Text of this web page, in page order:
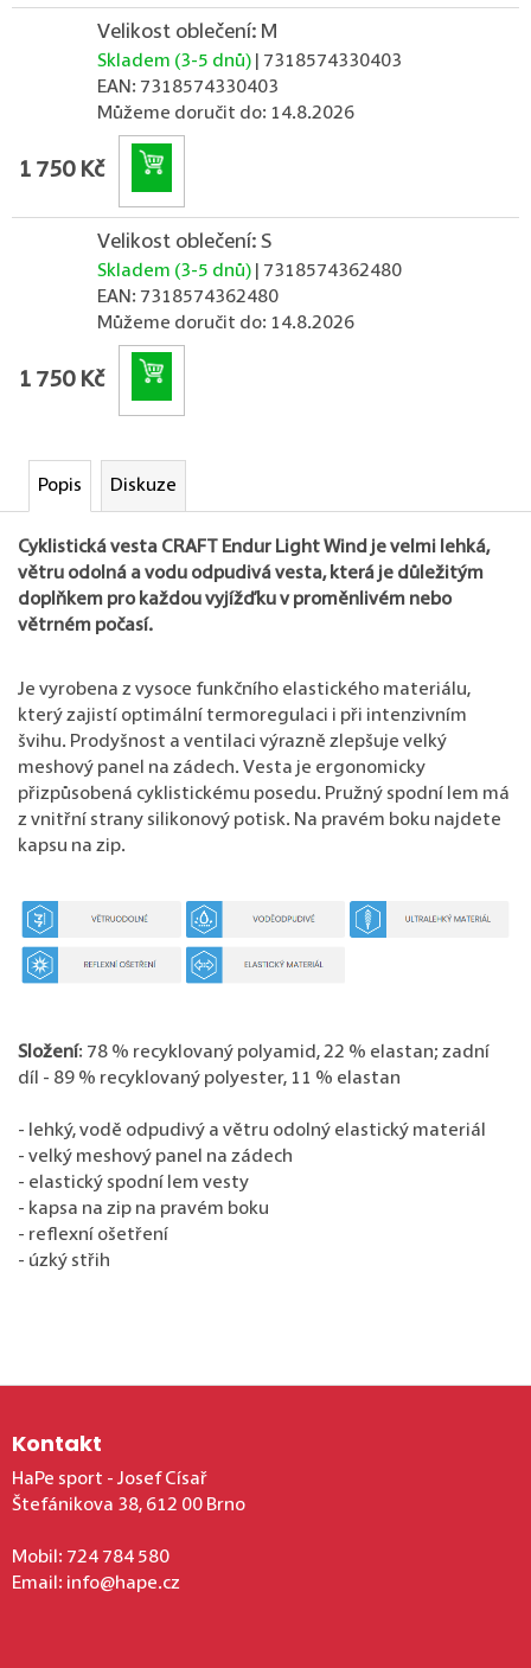
Velikost oblečení: M
Skladem (3-5 dnů)
| 7318574330403
EAN: 7318574330403
Můžeme doručit do: 14.8.2026
1 750 Kč
Velikost oblečení: S
Skladem (3-5 dnů)
| 7318574362480
EAN: 7318574362480
Můžeme doručit do: 14.8.2026
1 750 Kč
Popis Diskuze
Cyklistická vesta CRAFT Endur Light Wind je velmi lehká,
větru odolná a vodu odpudivá vesta, která je důležitým
doplňkem pro každou vyjížďku v proměnlivém nebo
větrném počasí.
Je vyrobena z vysoce funkčního elastického materiálu,
který zajistí optimální termoregulaci i při intenzivním
švihu. Prodyšnost a ventilaci výrazně zlepšuje velký
meshový panel na zádech. Vesta je ergonomicky
přizpůsobená cyklistickému posedu. Pružný spodní lem má
z vnitřní strany silikonový potisk. Na pravém boku najdete
kapsu na zip.
Složení: 78 % recyklovaný polyamid, 22 % elastan; zadní
díl - 89 % recyklovaný polyester, 11 % elastan
- lehký, vodě odpudivý a větru odolný elastický materiál
- velký meshový panel na zádech
- elastický spodní lem vesty
- kapsa na zip na pravém boku
- reflexní ošetření
- úzký střih
Zápatí
Kontakt
HaPe sport - Josef Císař
Štefánikova 38, 612 00 Brno
Mobil: 724 784 580
Email: info@hape.cz